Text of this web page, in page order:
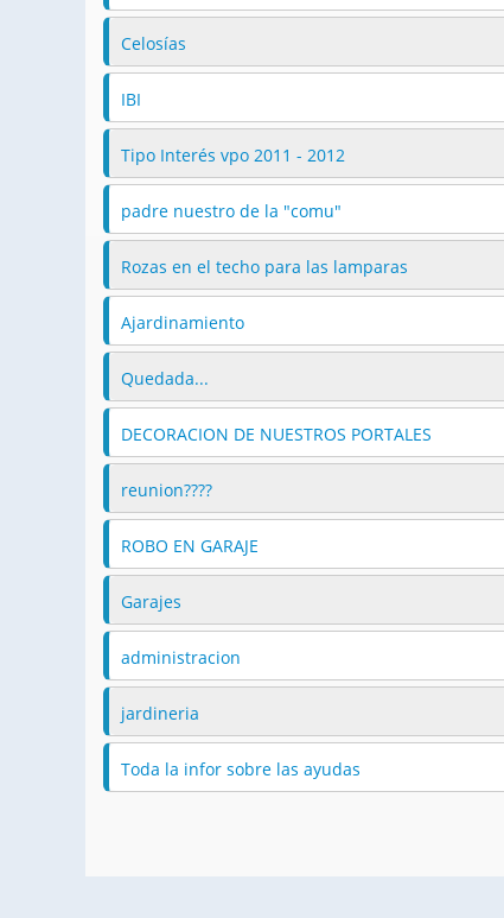
Celosías
IBI
Tipo Interés vpo 2011 - 2012
padre nuestro de la "comu"
Rozas en el techo para las lamparas
Ajardinamiento
Quedada...
DECORACION DE NUESTROS PORTALES
reunion????
ROBO EN GARAJE
Garajes
administracion
jardineria
Toda la infor sobre las ayudas